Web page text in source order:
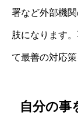
署など外部機
肢になります
て最善の対応策
自分の事